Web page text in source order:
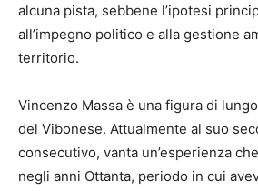
alcuna pista, sebbene l’ipotesi
all’impegno politico e alla gestione
territorio.
Vincenzo Massa è una figura di
del Vibonese. Attualmente al suo
consecutivo, vanta un’esperienza
negli anni Ottanta, periodo in cui